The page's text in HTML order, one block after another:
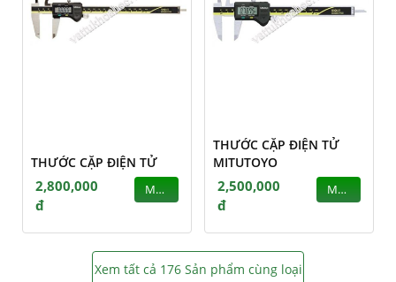
THƯỚC CẶP ĐIỆN TỬ
2,800,000
đ
MUA
THƯỚC CẶP ĐIỆN TỬ
MITUTOYO
2,500,000
đ
MUA
Xem tất cả 176 Sản phẩm cùng loại